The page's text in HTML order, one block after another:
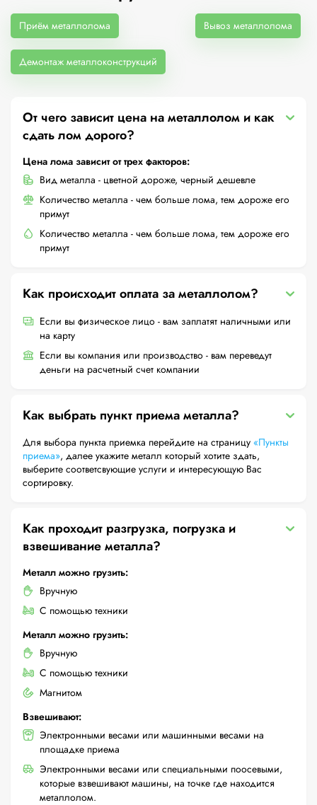
Приём металлолома Вывоз металлолома
Демонтаж металлоконструкций
От чего зависит цена на металлолом и как
сдать лом дорого?
Цена лома зависит от трех факторов:
Вид металла - цветной дороже, черный дешевле
Количество металла - чем больше лома, тем дороже его
примут
Количество металла - чем больше лома, тем дороже его
примут
Как происходит оплата за металлолом?
Если вы физическое лицо - вам заплатят наличными или
на карту
Если вы компания или производство - вам переведут
деньги на расчетный счет компании
Как выбрать пункт приема металла?
Для выбора пункта приемка перейдите на страницу «Пункты
приема», далее укажите металл который хотите здать,
выберите соответсвующие услуги и интересующую Вас
сортировку.
Как проходит разгрузка, погрузка и
взвешивание металла?
Металл можно грузить:
Вручную
С помощью техники
Металл можно грузить:
Вручную
С помощью техники
Магнитом
Взвешивают:
Электронными весами или машинными весами на
площадке приема
Электронными весами или специальными поосевыми,
которые взвешивают машины, на точке где находится
металлолом.